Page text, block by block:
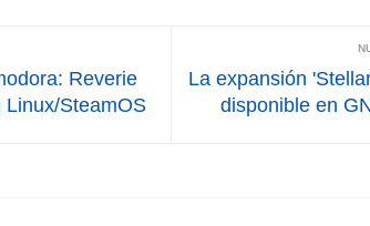
Reverie
Linux/SteamOS
La expansión
disponible en